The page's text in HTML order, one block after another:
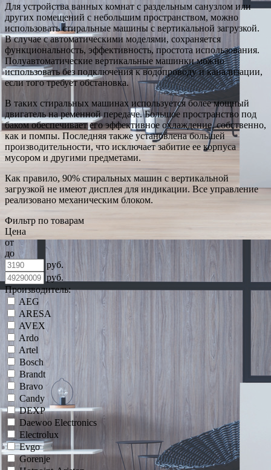
Для устройства ванных комнат с раздельным санузлом или
других помещений с небольшим пространством, можно
использовать стиральные машины с вертикальной загрузкой.
В случае с автоматическими моделями, сохраняется
функциональность, эффективность, простота использования.
Полуавтоматические вертикальные машинки можно
использовать без подключения к водопроводу и канализации,
если того требует обстановка.
В таких стиральных машинах используется более мощный
двигатель на ременной передаче. Большое пространство под
баком обеспечивает его эффективное охлаждение, собственно,
как и помпы. Последняя также установлена большей
производительности, что исключает забитие ее корпуса
мусором и другими предметами.
Как правило, 90% стиральных машин с вертикальной
загрузкой не имеют дисплея для индикации. Все управление
реализовано механическим блоком.
Фильтр по товарам
Цена
от
до
руб.
руб.
Производитель:
AEG
ARESA
AVEX
Ardo
Artel
Bosch
Brandt
Bravo
Candy
DEXP
Daewoo Electronics
Electrolux
Evgo
Gorenje